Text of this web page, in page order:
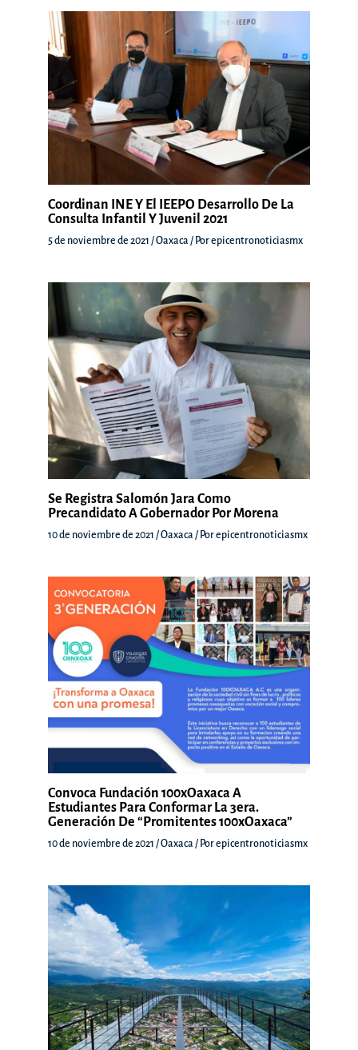
Coordinan INE Y El IEEPO Desarrollo De La
Consulta Infantil Y Juvenil 2021
5 de noviembre de 2021 /Oaxaca / Porepicentronoticiasmx
Se Registra Salomón Jara Como
Precandidato A Gobernador Por Morena
10 de noviembre de 2021 /Oaxaca / Porepicentronoticiasmx
Convoca Fundación 100xOaxaca A
Estudiantes Para Conformar La 3era.
Generación De “Promitentes 100xOaxaca”
10 de noviembre de 2021 /Oaxaca / Porepicentronoticiasmx